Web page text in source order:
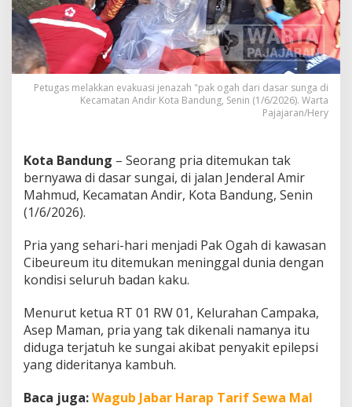
a
n
P
e
n
e
m
u
e
n
a
z
d
i
D
a
a
r
S
u
n
a
Petugas melakkan evakuasi jenazah "pak ogah dari dasar sunga di
Kecamatan Andir Kota Bandung, Senin (1/6/2026). Warta
Pajajaran/Hery
Kota Bandung – Seorang pria ditemukan tak
bernyawa di dasar sungai, di jalan Jenderal Amir
Mahmud, Kecamatan Andir, Kota Bandung, Senin
(1/6/2026).
Pria yang sehari-hari menjadi Pak Ogah di kawasan
Cibeureum itu ditemukan meninggal dunia dengan
kondisi seluruh badan kaku.
Menurut ketua RT 01 RW 01, Kelurahan Campaka,
Asep Maman, pria yang tak dikenali namanya itu
diduga terjatuh ke sungai akibat penyakit epilepsi
yang dideritanya kambuh.
Baca juga:Wagub Jabar Harap Tarif Sewa Mal